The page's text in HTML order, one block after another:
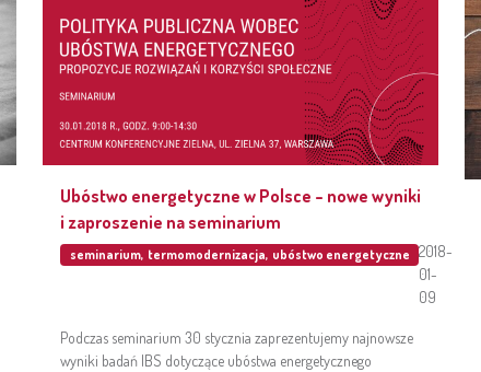
Ubóstwo energetyczne w Polsce – nowe wyniki
i zaproszenie na seminarium
seminarium, termomodernizacja, ubóstwo energetyczne
2018-
01-
09
Podczas seminarium 30 stycznia zaprezentujemy najnowsze
wyniki badań IBS dotyczące ubóstwa energetycznego